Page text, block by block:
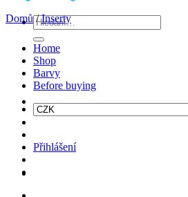
Hledat:
Home
Shop
Barvy
Before buying
Přihlášení
Domů / Inserty